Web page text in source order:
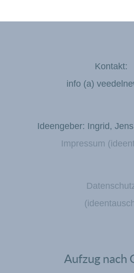
Kontakt:
info (a)
Ideengeber: Ingrid,
Impressum
Aufzug nach